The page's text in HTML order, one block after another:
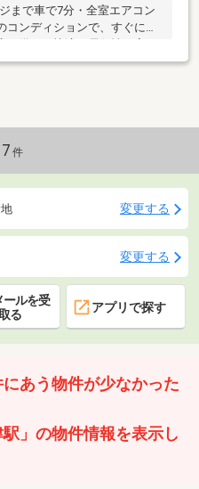
まで車で7分・全室エアコン
ンディションで、すぐに新
のある広々としたキッチン・
せて頂きます。
件
変更する
変更する
ールを受
る
アプリで探す
あう物件が少なかった
」の物件情報を表示し